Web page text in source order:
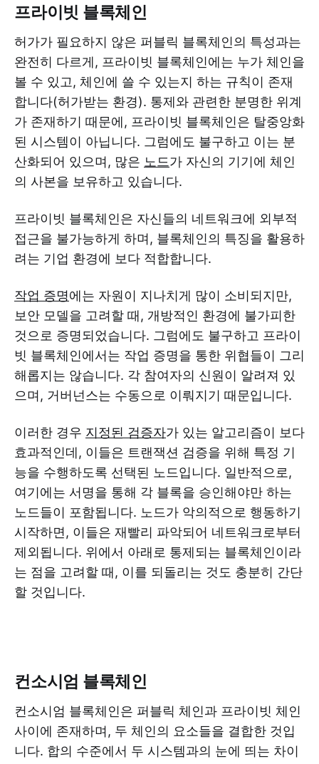
프라이빗 블록체인
허가가 필요하지 않은 퍼블릭 블록체인의 특성과는
완전히 다르게, 프라이빗 블록체인에는 누가 체인을
볼 수 있고, 체인에 쓸 수 있는지 하는 규칙이 존재
합니다(허가받는 환경). 통제와 관련한 분명한 위계
가 존재하기 때문에, 프라이빗 블록체인은 탈중앙화
된 시스템이 아닙니다. 그럼에도 불구하고 이는 분
산화되어 있으며, 많은 노드가 자신의 기기에 체인
의 사본을 보유하고 있습니다.
프라이빗 블록체인은 자신들의 네트워크에 외부적
접근을 불가능하게 하며, 블록체인의 특징을 활용하
려는 기업 환경에 보다 적합합니다.
작업 증명에는 자원이 지나치게 많이 소비되지만,
보안 모델을 고려할 때, 개방적인 환경에 불가피한
것으로 증명되었습니다. 그럼에도 불구하고 프라이
빗 블록체인에서는 작업 증명을 통한 위협들이 그리
해롭지는 않습니다. 각 참여자의 신원이 알려져 있
으며, 거버넌스는 수동으로 이뤄지기 때문입니다.
이러한 경우 지정된 검증자가 있는 알고리즘이 보다
효과적인데, 이들은 트랜잭션 검증을 위해 특정 기
능을 수행하도록 선택된 노드입니다. 일반적으로,
여기에는 서명을 통해 각 블록을 승인해야만 하는
노드들이 포함됩니다. 노드가 악의적으로 행동하기
시작하면, 이들은 재빨리 파악되어 네트워크로부터
제외됩니다. 위에서 아래로 통제되는 블록체인이라
는 점을 고려할 때, 이를 되돌리는 것도 충분히 간단
할 것입니다.
컨소시엄 블록체인
컨소시엄 블록체인은 퍼블릭 체인과 프라이빗 체인
사이에 존재하며, 두 체인의 요소들을 결합한 것입
니다. 합의 수준에서 두 시스템과의 눈에 띄는 차이